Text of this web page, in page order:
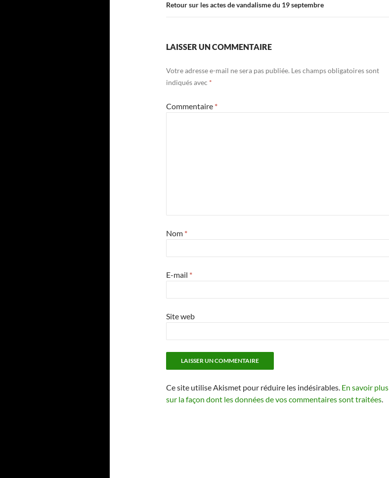
Retour sur les actes de vandalisme du 19 septembre
LAISSER UN COMMENTAIRE
Votre adresse e-mail ne sera pas publiée. Les champs obligatoires sont
indiqués avec *
Commentaire *
Nom *
E-mail *
Site web
Ce site utilise Akismet pour réduire les indésirables. En savoir plus
sur la façon dont les données de vos commentaires sont traitées.